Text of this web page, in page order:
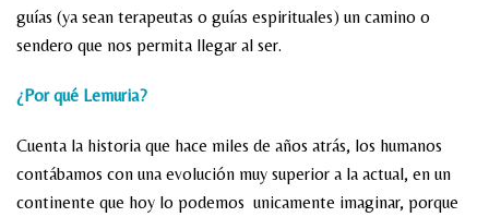
guías (ya sean terapeutas o guías espirituales) un camino o
sendero que nos permita llegar al ser.
¿Por qué Lemuria?
Cuenta la historia que hace miles de años atrás, los humanos
contábamos con una evolución muy superior a la actual, en un
continente que hoy lo podemos unicamente imaginar, porque